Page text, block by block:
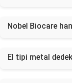
Nobel Biocare
El tipi metal